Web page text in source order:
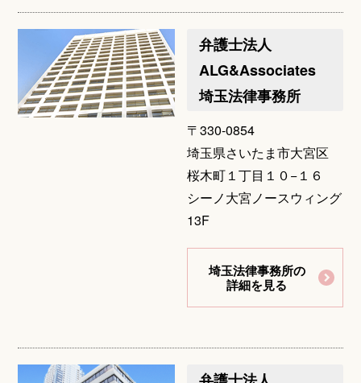
弁護士法人
ALG&Associates
埼玉法律事務所
〒330-0854
埼玉県さいたま市大宮区
桜木町１丁目１０−１６
シーノ大宮ノースウィング
13F
埼玉法律事務所の
詳細を見る